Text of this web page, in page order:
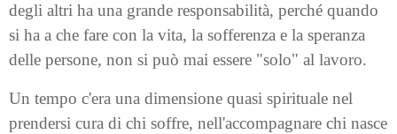
degli altri ha una grande responsabilità, perché quando
si ha a che fare con la vita, la sofferenza e la speranza
delle persone, non si può mai essere "solo" al lavoro.
Un tempo c'era una dimensione quasi spirituale nel
prendersi cura di chi soffre, nell'accompagnare chi nasce